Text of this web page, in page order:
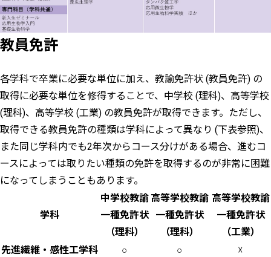
教員免許
各学科で卒業に必要な単位に加え、教諭免許状 (教員免許) の
取得に必要な単位を修得することで、中学校 (理科)、高等学校
(理科)、高等学校 (工業) の教員免許が取得できます。ただし、
取得できる教員免許の種類は学科によって異なり (下表参照)、
また同じ学科内でも2年次からコース分けがある場合、進むコ
ースによっては取りたい種類の免許を取得するのが非常に困難
になってしまうこともあります。
学科
中学校教諭
一種免許状
（理科）
高等学校教諭
一種免許状
（理科）
高等学校教諭
一種免許状
（工業）
先進繊維・感性工学科
○ ○
☓